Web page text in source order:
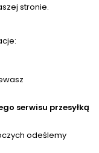
stronie.
serwisu przesyłką
odeślemy